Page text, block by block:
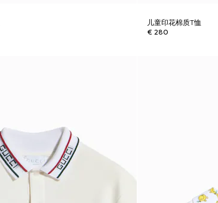
儿童印花棉质T恤
€ 280